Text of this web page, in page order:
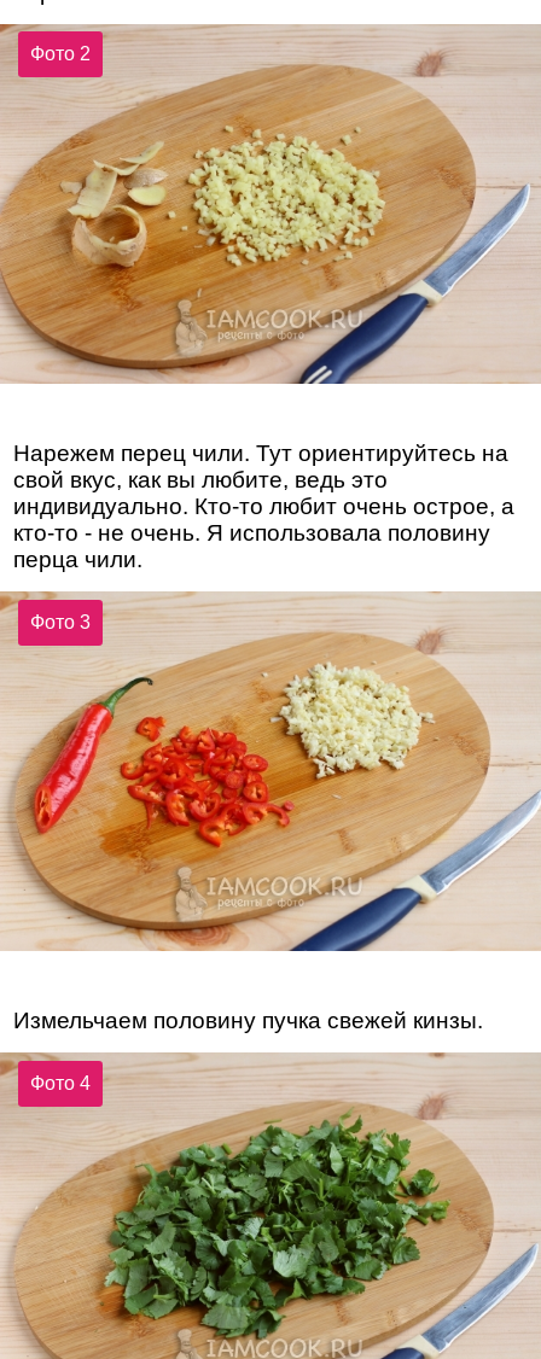
Фото 2
Нарежем перец чили. Тут ориентируйтесь на
свой вкус, как вы любите, ведь это
индивидуально. Кто-то любит очень острое, а
кто-то - не очень. Я использовала половину
перца чили.
Фото 3
Измельчаем половину пучка свежей кинзы.
Фото 4